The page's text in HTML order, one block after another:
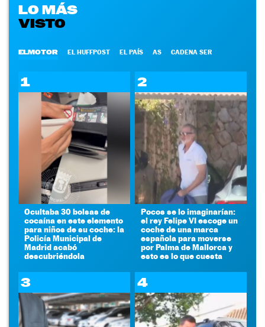
LO MÁS
VISTO
ELMOTOR EL HUFFPOST EL PAÍS AS CADENA SER
1
Ocultaba 30 bolsas de
cocaína en este elemento
para niños de su coche: la
Policía Municipal de
Madrid acabó
descubriéndola
2
Pocos se lo imaginarían:
el rey Felipe VI escoge un
coche de una marca
española para moverse
por Palma de Mallorca y
esto es lo que cuesta
3 4